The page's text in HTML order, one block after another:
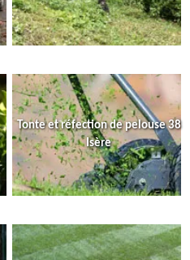
Tonte et réfection de pelouse 38
Isère